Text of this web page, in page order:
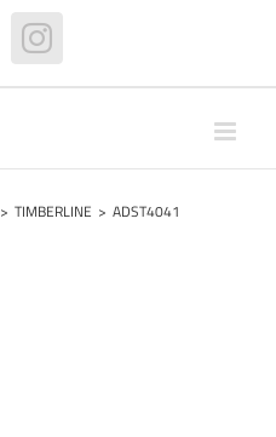
FacebookInstagram
> TIMBERLINE > ADST4041